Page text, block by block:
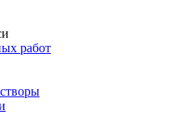
работ